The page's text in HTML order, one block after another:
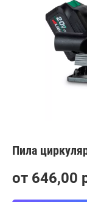
Пила
от 646,00